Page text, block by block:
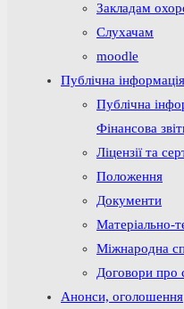
Закладам
Слухачам
moodle
Публічна інформація
Публічна
Фінансова
Ліцензії та
Положення
Документи
Матеріально-
Міжнародна
Договори про
Анонси, оголошення